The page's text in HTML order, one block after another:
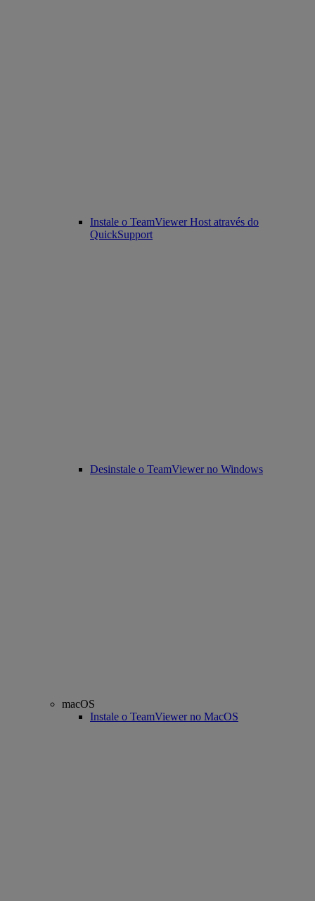
Instale o TeamViewer Host através do
QuickSupport
Desinstale o TeamViewer no Windows
macOS
Instale o TeamViewer no MacOS